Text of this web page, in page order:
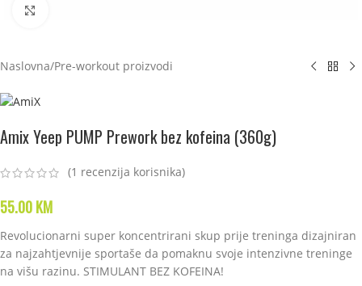
Naslovna/Pre-workout proizvodi
Amix Yeep PUMP Prework bez kofeina (360g)
(1 recenzija korisnika)
55.00KM
Revolucionarni super koncentrirani skup prije treninga dizajniran
za najzahtjevnije sportaše da pomaknu svoje intenzivne treninge
na višu razinu. STIMULANT BEZ KOFEINA!